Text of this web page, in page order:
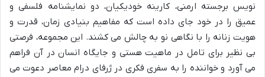
نویس برجسته ارمنی، کارینه خودیکیان، دو نمایشنامه فلسفی و
عمیق را در خود جای داده است که مفاهیم بنیادی زمان، قدرت و
هویت زنانه را با نگاهی نو به چالش می کشند. این مجموعه، فرصتی
بی نظیر برای تامل در ماهیت هستی و جایگاه انسان در آن فراهم
می آورد و خواننده را به سفری فکری در ژرفای درام معاصر دعوت می